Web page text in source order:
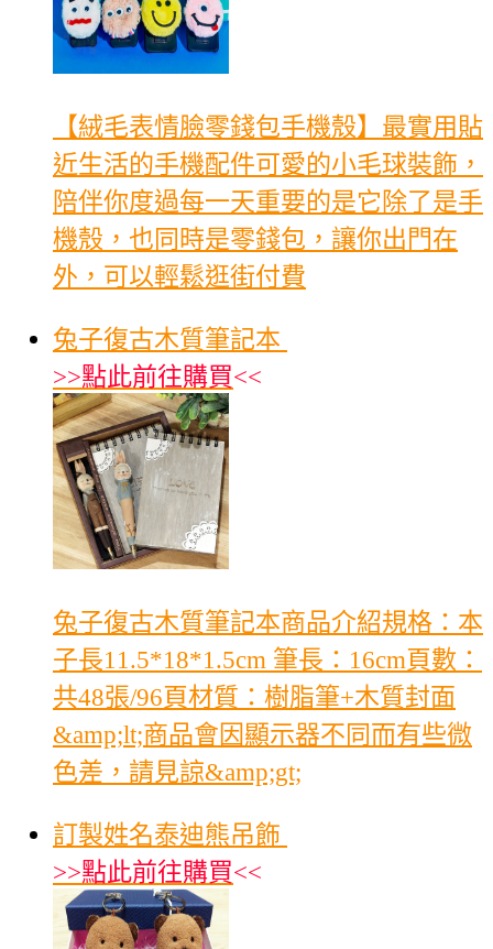
【絨毛表情臉零錢包手機殼】最實用貼
近生活的手機配件可愛的小毛球裝飾，
陪伴你度過每一天重要的是它除了是手
機殼，也同時是零錢包，讓你出門在
外，可以輕鬆逛街付費
兔子復古木質筆記本
>>點此前往購買<<
兔子復古木質筆記本商品介紹規格：本
子長11.5*18*1.5cm 筆長：16cm頁數：
共48張/96頁材質：樹脂筆+木質封面
&amp;lt;商品會因顯示器不同而有些微
色差，請見諒&amp;gt;
訂製姓名泰迪熊吊飾
>>點此前往購買<<